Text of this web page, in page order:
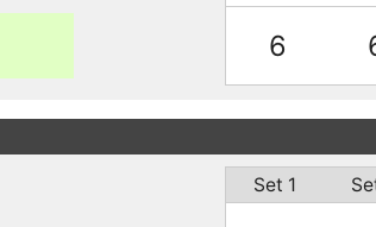
6
Set 1